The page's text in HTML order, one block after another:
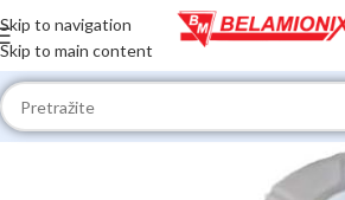
Skip to navigation
Skip to main content